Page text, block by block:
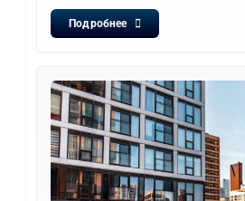
Подробнее